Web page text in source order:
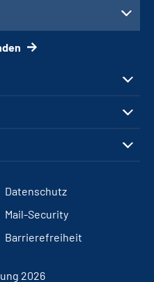
Datenschutz
Mail-Security
Barrierefreiheit
2026